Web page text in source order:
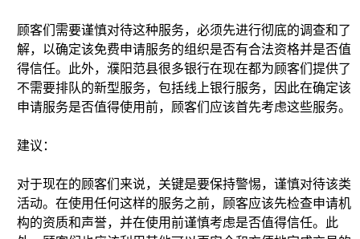
顾客们需要谨慎对待这种服务，必须先进行彻底的调查和了
解，以确定该免费申请服务的组织是否有合法资格并是否值
得信任。此外，濮阳范县很多银行在现在都为顾客们提供了
不需要排队的新型服务，包括线上银行服务，因此在确定该
申请服务是否值得使用前，顾客们应该首先考虑这些服务。
建议：
对于现在的顾客们来说，关键是要保持警惕，谨慎对待该类
活动。在使用任何这样的服务之前，顾客应该先检查申请机
构的资质和声誉，并在使用前谨慎考虑是否值得信任。此